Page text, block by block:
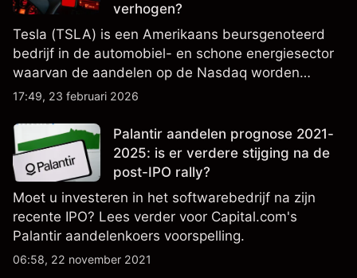
verhogen?
Tesla (TSLA) is een Amerikaans beursgenoteerd
bedrijf in de automobiel- en schone energiesector
waarvan de aandelen op de Nasdaq worden
verhandeld en nauwlettend worden gevolgd op
ontwikkelingen in technologie en productie.
17:49, 23 februari 2026
Palantir aandelen prognose 2021-
2025: is er verdere stijging na de
post-IPO rally?
Moet u investeren in het softwarebedrijf na zijn
recente IPO? Lees verder voor Capital.com's
Palantir aandelenkoers voorspelling.
06:58, 22 november 2021